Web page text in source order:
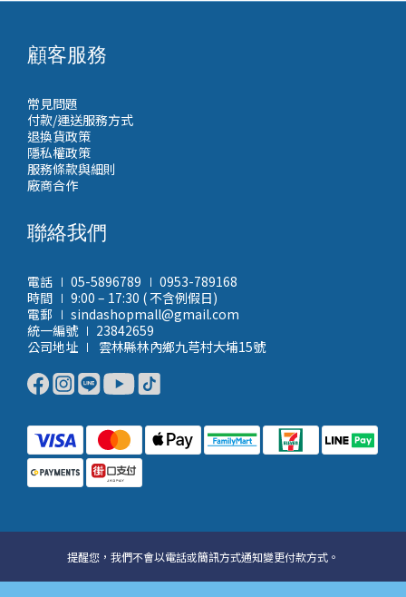
顧客服務
常見問題
付款/運送服務方式
退換貨政策
隱私權政策
服務條款與細則
廠商合作
聯絡我們
電話 ∣ 05-5896789 ∣ 0953-789168
時間 ∣ 9:00 – 17:30 ( 不含例假日)
電郵 ∣ sindashopmall@gmail.com
統一編號 ∣ 23842659
公司地址 ∣ 雲林縣林內鄉九芎村大埔15號
提醒您，我們不會以電話或簡訊方式通知變更付款方式。